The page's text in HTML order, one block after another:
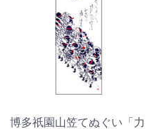
博多祇園山笠てぬぐい「力